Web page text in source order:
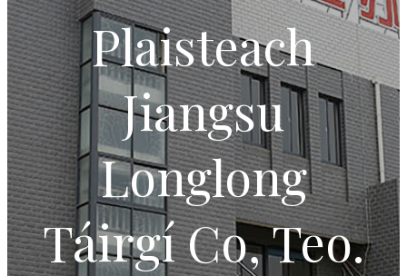
Plaisteach
Jiangsu
Longlong
Táirgí Co, Teo.